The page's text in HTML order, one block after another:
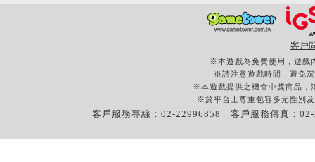
客戶
※本遊戲為免費使用，遊戲
※請注意遊戲時間，避免
※本遊戲提供之機會中獎商品，
※於平台上尊重包容多元性別
客戶服務專線：02-22996858 客戶服務傳真：